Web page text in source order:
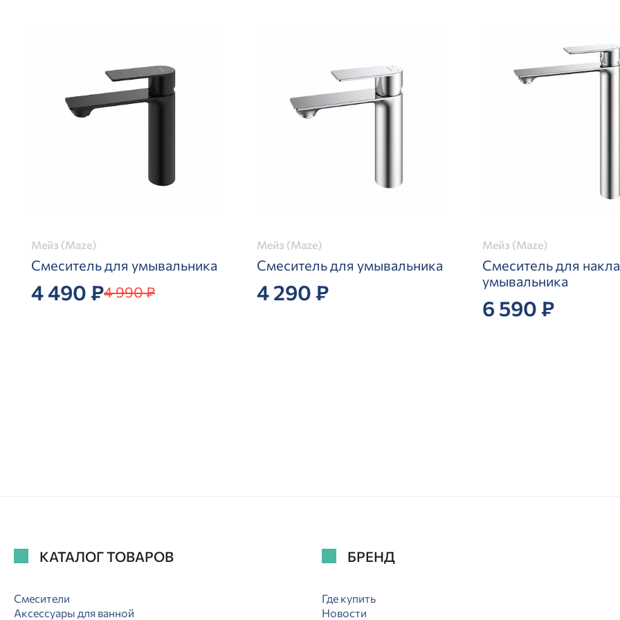
Мейз (Maze)
Смеситель для умывальника
4 490 ₽4 990 ₽
Мейз (Maze)
Смеситель для умывальника
4 290 ₽
Мейз (Maze)
Смеситель для
умывальника
6 590 ₽
КАТАЛОГ ТОВАРОВ
Смесители
Аксессуары для ванной
БРЕНД
Где купить
Новости